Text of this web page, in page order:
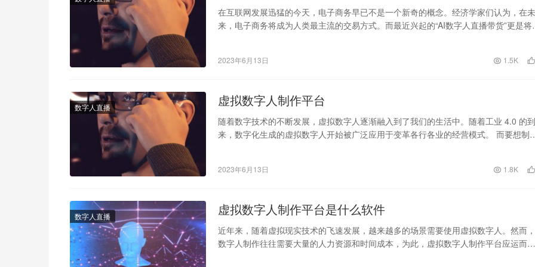
在互联网发展迅猛的今天，电子商务早已不是一个新奇的概念。经济学家们认为，在未
来，电子商务将成为人类最主流的交易方式。而最近兴起的“AI数字人直播带货”更是将
2023年6月13日 1.5K
数字人直播 虚拟数字人制作平台
随着数字技术的不断发展，虚拟数字人逐渐融入到了我们的生活中。随着工业 4.0 的到
来，数字化生成的虚拟数字人开始被广泛应用于变革各行各业的经营模式。 而要想制
2023年6月13日 1.8K
数字人直播 虚拟数字人制作平台是什么软件
近年来，随着虚拟现实技术的飞速发展，越来越多的场景需要使用虚拟数字人。然而，
数字人制作往往需要大量的人力资源和时间成本，为此，虚拟数字人制作平台应运而